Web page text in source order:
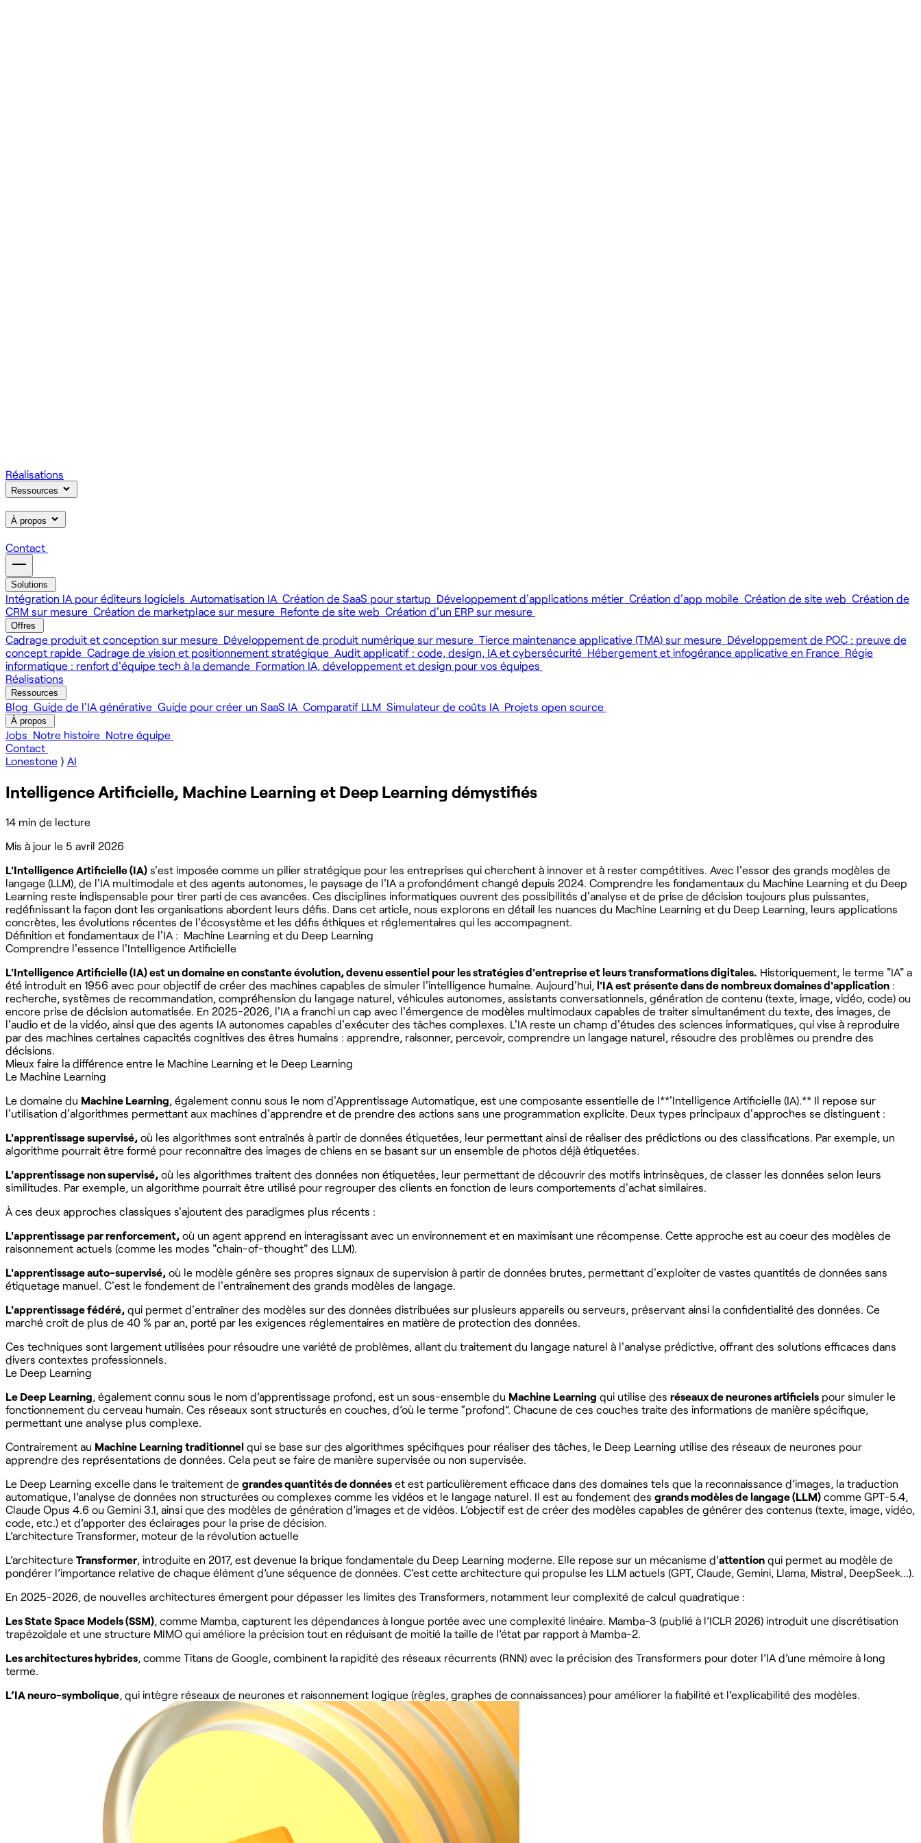
Réalisations
Ressources
À propos
Contact
Solutions
Intégration IA pour éditeurs logiciels Automatisation IA Création de SaaS pour startup Développement d'applications métier Création d'app mobile Création de site web Création de
CRM sur mesure Création de marketplace sur mesure Refonte de site web Création d'un ERP sur mesure
Offres
Cadrage produit et conception sur mesure Développement de produit numérique sur mesure Tierce maintenance applicative (TMA) sur mesure Développement de POC : preuve de
concept rapide Cadrage de vision et positionnement stratégique Audit applicatif : code, design, IA et cybersécurité Hébergement et infogérance applicative en France Régie
informatique : renfort d'équipe tech à la demande Formation IA, développement et design pour vos équipes
Réalisations
Ressources
Blog Guide de l'IA générative Guide pour créer un SaaS IA Comparatif LLM Simulateur de coûts IA Projets open source
À propos
Jobs Notre histoire Notre équipe
Contact
Lonestone ⟩ AI
Intelligence Artificielle, Machine Learning et Deep Learning démystifiés
14 min de lecture
Mis à jour le 5 avril 2026
L'Intelligence Artificielle (IA) s'est imposée comme un pilier stratégique pour les entreprises qui cherchent à innover et à rester compétitives. Avec l'essor des grands modèles de
langage (LLM), de l'IA multimodale et des agents autonomes, le paysage de l'IA a profondément changé depuis 2024. Comprendre les fondamentaux du Machine Learning et du Deep
Learning reste indispensable pour tirer parti de ces avancées. Ces disciplines informatiques ouvrent des possibilités d'analyse et de prise de décision toujours plus puissantes,
redéfinissant la façon dont les organisations abordent leurs défis. Dans cet article, nous explorons en détail les nuances du Machine Learning et du Deep Learning, leurs applications
concrètes, les évolutions récentes de l'écosystème et les défis éthiques et réglementaires qui les accompagnent.
Définition et fondamentaux de l'IA : Machine Learning et du Deep Learning
Comprendre l'essence l'Intelligence Artificielle
L'Intelligence Artificielle (IA) est un domaine en constante évolution, devenu essentiel pour les stratégies d'entreprise et leurs transformations digitales. Historiquement, le terme "IA" a
été introduit en 1956 avec pour objectif de créer des machines capables de simuler l'intelligence humaine. Aujourd'hui, l'IA est présente dans de nombreux domaines d'application :
recherche, systèmes de recommandation, compréhension du langage naturel, véhicules autonomes, assistants conversationnels, génération de contenu (texte, image, vidéo, code) ou
encore prise de décision automatisée. En 2025-2026, l'IA a franchi un cap avec l'émergence de modèles multimodaux capables de traiter simultanément du texte, des images, de
l'audio et de la vidéo, ainsi que des agents IA autonomes capables d'exécuter des tâches complexes. L'IA reste un champ d'études des sciences informatiques, qui vise à reproduire
par des machines certaines capacités cognitives des êtres humains : apprendre, raisonner, percevoir, comprendre un langage naturel, résoudre des problèmes ou prendre des
décisions.
Mieux faire la différence entre le Machine Learning et le Deep Learning
Le Machine Learning
Le domaine du Machine Learning, également connu sous le nom d'Apprentissage Automatique, est une composante essentielle de l**'Intelligence Artificielle (IA).** Il repose sur
l'utilisation d'algorithmes permettant aux machines d'apprendre et de prendre des actions sans une programmation explicite. Deux types principaux d'approches se distinguent :
L'apprentissage supervisé, où les algorithmes sont entraînés à partir de données étiquetées, leur permettant ainsi de réaliser des prédictions ou des classifications. Par exemple, un
algorithme pourrait être formé pour reconnaître des images de chiens en se basant sur un ensemble de photos déjà étiquetées.
L'apprentissage non supervisé, où les algorithmes traitent des données non étiquetées, leur permettant de découvrir des motifs intrinsèques, de classer les données selon leurs
similitudes. Par exemple, un algorithme pourrait être utilisé pour regrouper des clients en fonction de leurs comportements d'achat similaires.
À ces deux approches classiques s'ajoutent des paradigmes plus récents :
L'apprentissage par renforcement, où un agent apprend en interagissant avec un environnement et en maximisant une récompense. Cette approche est au coeur des modèles de
raisonnement actuels (comme les modes "chain-of-thought" des LLM).
L'apprentissage auto-supervisé, où le modèle génère ses propres signaux de supervision à partir de données brutes, permettant d'exploiter de vastes quantités de données sans
étiquetage manuel. C'est le fondement de l'entraînement des grands modèles de langage.
L'apprentissage fédéré, qui permet d'entraîner des modèles sur des données distribuées sur plusieurs appareils ou serveurs, préservant ainsi la confidentialité des données. Ce
marché croît de plus de 40 % par an, porté par les exigences réglementaires en matière de protection des données.
Ces techniques sont largement utilisées pour résoudre une variété de problèmes, allant du traitement du langage naturel à l'analyse prédictive, offrant des solutions efficaces dans
divers contextes professionnels.
Le Deep Learning
Le Deep Learning, également connu sous le nom d’apprentissage profond, est un sous-ensemble du Machine Learning qui utilise des réseaux de neurones artificiels pour simuler le
fonctionnement du cerveau humain. Ces réseaux sont structurés en couches, d’où le terme “profond”. Chacune de ces couches traite des informations de manière spécifique,
permettant une analyse plus complexe.
Contrairement au Machine Learning traditionnel qui se base sur des algorithmes spécifiques pour réaliser des tâches, le Deep Learning utilise des réseaux de neurones pour
apprendre des représentations de données. Cela peut se faire de manière supervisée ou non supervisée.
Le Deep Learning excelle dans le traitement de grandes quantités de données et est particulièrement efficace dans des domaines tels que la reconnaissance d’images, la traduction
automatique, l’analyse de données non structurées ou complexes comme les vidéos et le langage naturel. Il est au fondement des grands modèles de langage (LLM) comme GPT-5.4,
Claude Opus 4.6 ou Gemini 3.1, ainsi que des modèles de génération d’images et de vidéos. L’objectif est de créer des modèles capables de générer des contenus (texte, image, vidéo,
code, etc.) et d’apporter des éclairages pour la prise de décision.
L’architecture Transformer, moteur de la révolution actuelle
L’architecture Transformer, introduite en 2017, est devenue la brique fondamentale du Deep Learning moderne. Elle repose sur un mécanisme d’attention qui permet au modèle de
pondérer l’importance relative de chaque élément d’une séquence de données. C’est cette architecture qui propulse les LLM actuels (GPT, Claude, Gemini, Llama, Mistral, DeepSeek...).
En 2025-2026, de nouvelles architectures émergent pour dépasser les limites des Transformers, notamment leur complexité de calcul quadratique :
Les State Space Models (SSM), comme Mamba, capturent les dépendances à longue portée avec une complexité linéaire. Mamba-3 (publié à l’ICLR 2026) introduit une discrétisation
trapézoïdale et une structure MIMO qui améliore la précision tout en réduisant de moitié la taille de l’état par rapport à Mamba-2.
Les architectures hybrides, comme Titans de Google, combinent la rapidité des réseaux récurrents (RNN) avec la précision des Transformers pour doter l’IA d’une mémoire à long
terme.
L’IA neuro-symbolique, qui intègre réseaux de neurones et raisonnement logique (règles, graphes de connaissances) pour améliorer la fiabilité et l’explicabilité des modèles.